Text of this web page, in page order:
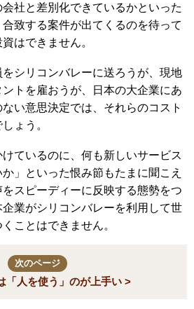
社と差別化できているかといった
致する案件が出てくるのを待って
はできません。
シリコンバレーに送ろうが、現地
トを雇おうが、日本の大企業にあ
い意思決定では、それらのコスト
ょう。
けているのに、何も新しいサービス
」といった恨み節もたまに聞こえ
スピーディーに反映する態勢をつ
企業がシリコンバレーを利用して世
ことはできません。
次のページ
「人を使う」のが上手い >